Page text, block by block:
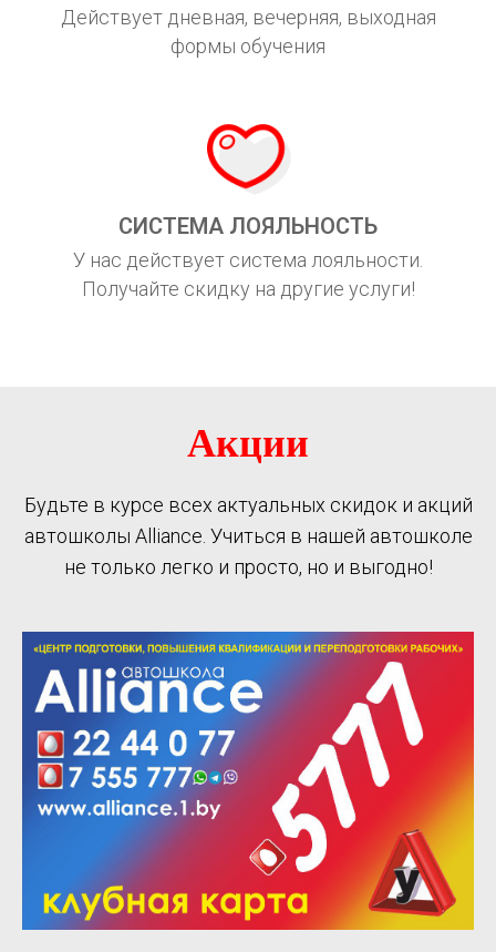
Действует дневная, вечерняя, выходная
формы обучения
СИСТЕМА ЛОЯЛЬНОСТЬ
У нас действует система лояльности.
Получайте скидку на другие услуги!
Акции
Будьте в курсе всех актуальных скидок и акций
автошколы Alliance. Учиться в нашей автошколе
не только легко и просто, но и выгодно!